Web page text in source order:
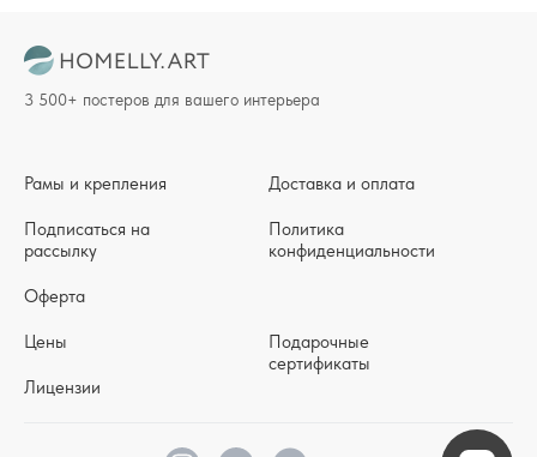
Рамы и крепления
Подписаться на
рассылку
Оферта
Доставка и оплата
Политика
конфиденциальности
Цены
Лицензии
Подарочные
сертификаты
3 500+ постеров для вашего интерьера